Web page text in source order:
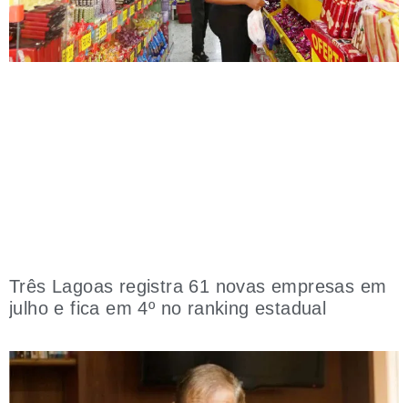
Três Lagoas registra 61 novas empresas em
julho e fica em 4º no ranking estadual